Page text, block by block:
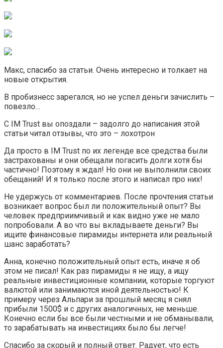
Макс, спасибо за статьи. Очень интересно и толкает на
новые открытия.
В пробизнесс зарегался, но не успел деньги зачислить –
повезло…
С IM Trust вы опоздали – задолго до написания этой
статьи читал отзывы, что это – лохотрон
Да просто в IM Trust по их легенде все средства были
застрахованы и они обещали погасить долги хотя бы
частично! Поэтому я ждал! Но они не выполнили своих
обещаний! И я только после этого и написал про них!
Не удержусь от комментариев. После прочтения статьи
возникает вопрос был ли положительный опыт? Вы
человек предприимчивый и как видно уже не мало
попробовали. А во что вы вкладываете деньги? Вы
ищите финансовые пирамиды интернета или реальный
шанс заработать?
Анна, конечно положительный опыт есть, иначе я об
этом не писал! Как раз пирамиды я не ищу, а ищу
реальные инвестиционные компании, которые торгуют
валютой или занимаются иной деятельностью! К
примеру через Альпари за прошлый месяц я снял
прибыли 1500$ и с других аналогичных, не меньше.
Конечно если бы все были честными и не обманывали,
то зарабатывать на инвестициях было бы легче!
Спасибо за скорый и полный ответ. Радует, что есть